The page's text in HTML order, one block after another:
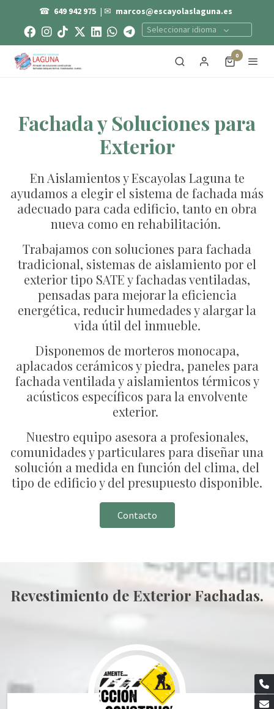
☎ 649 942 975 | ✉ marcos@escayolaslaguna.es
Seleccionar idioma
0
Fachada y Soluciones para
Exterior
En Aislamientos y Escayolas Laguna te
ayudamos a elegir el sistema de fachada más
adecuado para cada edificio, tanto en obra
nueva como en rehabilitación.
Trabajamos con soluciones para fachada
tradicional, sistemas de aislamiento por el
exterior tipo SATE y fachadas ventiladas,
pensadas para mejorar la eficiencia
energética, reducir humedades y alargar la
vida útil del inmueble.
Disponemos de morteros monocapa,
aplacados cerámicos y piedra, paneles para
fachada ventilada y aislamientos térmicos y
acústicos específicos para la envolvente
exterior.
Nuestro equipo asesora a profesionales,
comunidades y particulares para diseñar una
solución a medida en función del clima, del
tipo de edificio y del presupuesto disponible.
Contacto
Revestimiento de Exterior Fachadas.